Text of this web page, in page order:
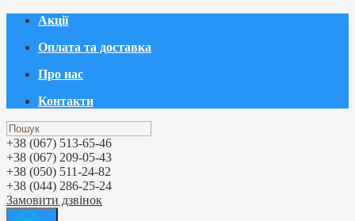
Акції
Оплата та доставка
Про нас
Контакти
+38 (067) 513-65-46
+38 (067) 209-05-43
+38 (050) 511-24-82
+38 (044) 286-25-24
Замовити дзвінок